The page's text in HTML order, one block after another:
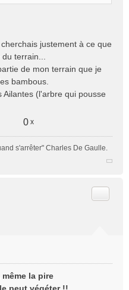
justement à ce que
terrain...
de mon terrain que je
bambous.
Ailantes (l'arbre qui pousse
0 x
s'arrêter" Charles De Gaulle.
la pire